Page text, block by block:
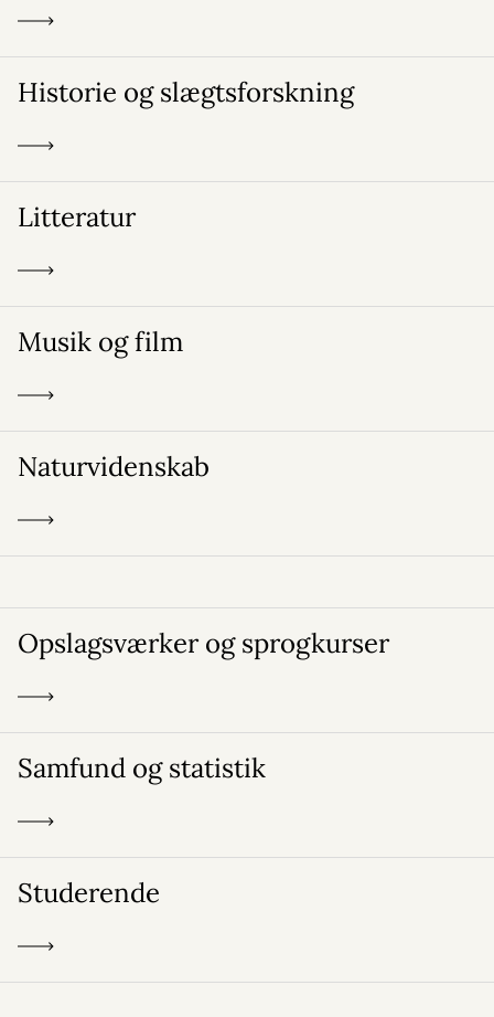
Historie og slægtsforskning
Litteratur
Musik og film
Naturvidenskab
Opslagsværker og sprogkurser
Samfund og statistik
Studerende